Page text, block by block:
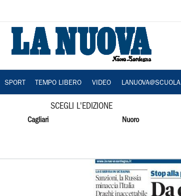
SPORT TEMPO LIBERO VIDEO LANUOVA@SCUOLA
SCEGLI L'EDIZIONE
Cagliari Nuoro